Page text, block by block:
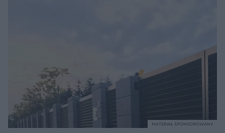
MATERIAŁ SPONSOROWANY